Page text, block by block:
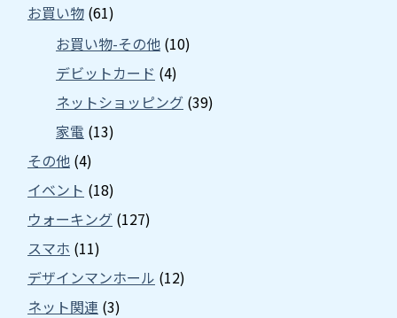
お買い物 (61)
お買い物-その他 (10)
デビットカード (4)
ネットショッピング (39)
家電 (13)
その他 (4)
イベント (18)
ウォーキング (127)
スマホ (11)
デザインマンホール (12)
ネット関連 (3)